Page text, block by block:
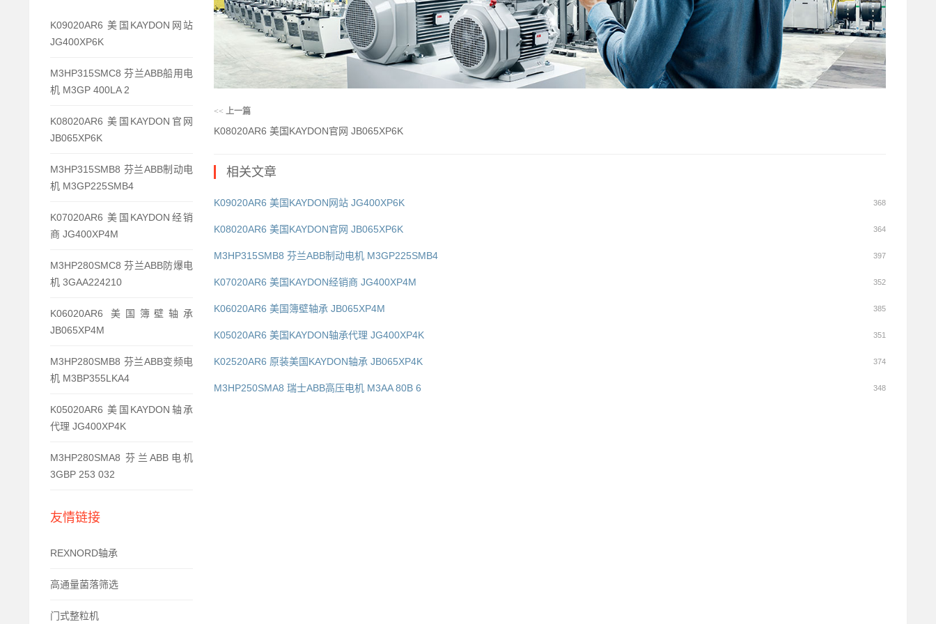
K09020AR6 美国KAYDON网站
JG400XP6K
M3HP315SMC8 芬兰ABB船用电
机 M3GP 400LA 2
K08020AR6 美国KAYDON官网
JB065XP6K
M3HP315SMB8 芬兰ABB制动电
机 M3GP225SMB4
K07020AR6 美国KAYDON经销
商 JG400XP4M
M3HP280SMC8 芬兰ABB防爆电
机 3GAA224210
K06020AR6 美国簿壁轴承
JB065XP4M
M3HP280SMB8 芬兰ABB变频电
机 M3BP355LKA4
K05020AR6 美国KAYDON轴承
代理 JG400XP4K
M3HP280SMA8 芬兰ABB电机
3GBP 253 032
友情链接
REXNORD轴承
高通量菌落筛选
门式整粒机
<< 上一篇
K08020AR6 美国KAYDON官网 JB065XP6K
相关文章
368
K09020AR6 美国KAYDON网站 JG400XP6K
364
K08020AR6 美国KAYDON官网 JB065XP6K
397
M3HP315SMB8 芬兰ABB制动电机 M3GP225SMB4
352
K07020AR6 美国KAYDON经销商 JG400XP4M
385
K06020AR6 美国簿壁轴承 JB065XP4M
351
K05020AR6 美国KAYDON轴承代理 JG400XP4K
374
K02520AR6 原装美国KAYDON轴承 JB065XP4K
348
M3HP250SMA8 瑞士ABB高压电机 M3AA 80B 6